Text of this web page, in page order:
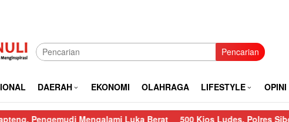
Pencarian
DAERAH EKONOMI OLAHRAGA LIFESTYLE OPINI
Mengalami Luka Berat 500 Kios Ludes, Polres Sibolga